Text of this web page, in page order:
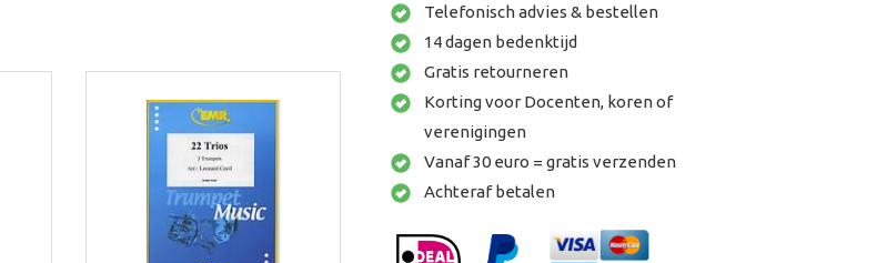
Telefonisch advies & bestellen
14 dagen bedenktijd
Gratis retourneren
Korting voor Docenten, koren of
verenigingen
Vanaf 30 euro = gratis verzenden
Achteraf betalen